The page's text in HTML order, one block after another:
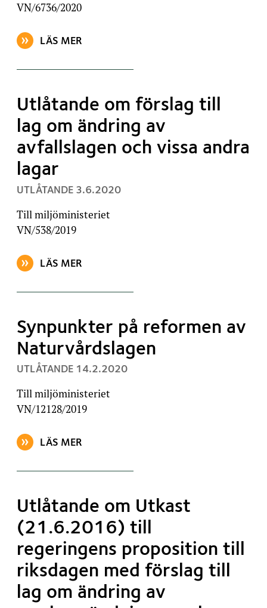
VN/6736/2020
LÄS MER
OM ARTIKELN: UTLÅTANDE OM NYA STÖD FÖR
Utlåtande om förslag till
lag om ändring av
avfallslagen och vissa andra
lagar
UTLÅTANDE , PUBLICERAT:
3.6.2020
Till miljöministeriet
VN/538/2019
LÄS MER
OM ARTIKELN: UTLÅTANDE OM FÖRSLAG TILL LAG
Synpunkter på reformen av
Naturvårdslagen
UTLÅTANDE , PUBLICERAT:
14.2.2020
Till miljöministeriet
VN/12128/2019
LÄS MER
OM ARTIKELN: SYNPUNKTER PÅ REFORMEN AV
Utlåtande om Utkast
(21.6.2016) till
regeringens proposition till
riksdagen med förslag till
lag om ändring av